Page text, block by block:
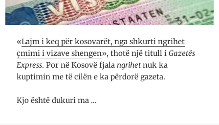
«Lajm i keq për kosovarët, nga shkurti ngrihet
çmimi i vizave shengen», thotë një titull iGa­ze­tës
Express. Por në Kosovë fjalangrihet nuk ka
kuptimin me të cilën e ka përdorë gazeta.
Kjo është dukuri ma …